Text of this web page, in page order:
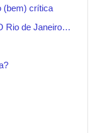
(bem) crítica
Rio de Janeiro…